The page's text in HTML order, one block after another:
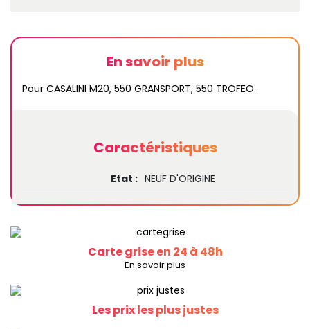
En savoir plus
Pour CASALINI M20, 550 GRANSPORT, 550 TROFEO.
Caractéristiques
Etat : NEUF D'ORIGINE
Carte grise en 24 à 48h
En savoir plus
Les prix les plus justes